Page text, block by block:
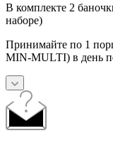
В комплекте 2
наборе)
Принимайте по 1
MIN-MULTI) в день